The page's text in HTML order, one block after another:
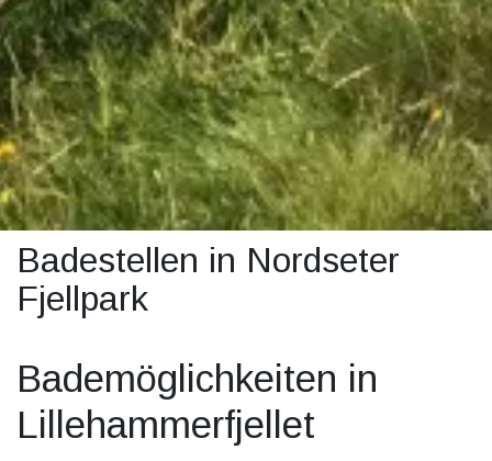
Badestellen in Nordseter
Fjellpark
Bademöglichkeiten in
Lillehammerfjellet